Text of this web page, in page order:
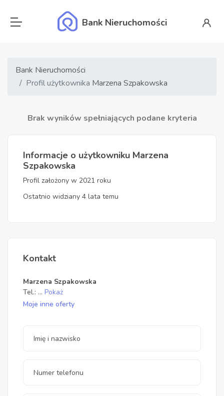
Bank Nieruchomości
Bank Nieruchomości
Profil użytkownika Marzena Szpakowska
Brak wyników spełniających podane kryteria
Informacje o użytkowniku Marzena
Szpakowska
Profil założony w 2021 roku
Ostatnio widziany 4 lata temu
Kontakt
Marzena Szpakowska
Tel.: ... Pokaż
Moje inne oferty